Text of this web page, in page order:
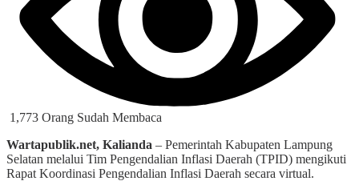
1,773 Orang Sudah Membaca
Wartapublik.net, Kalianda – Pemerintah Kabupaten Lampung
Selatan melalui Tim Pengendalian Inflasi Daerah (TPID) mengikuti
Rapat Koordinasi Pengendalian Inflasi Daerah secara virtual.